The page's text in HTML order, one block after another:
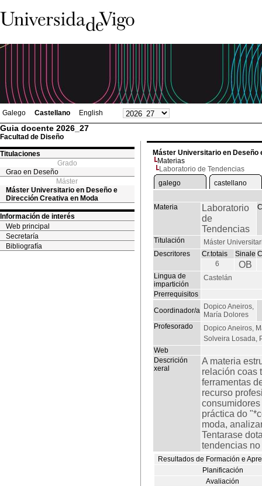
Galego Castellano English
Guia docente 2026_27
Facultad de Diseño
Titulaciones
Grado
Grao en Deseño
Máster
Máster Universitario en Deseño e
Dirección Creativa en Moda
Información de interés
Web principal
Secretaría
Bibliografía
Máster Universitario en Deseño
Materias
Laboratorio de Tendencias
galego
castellano
Materia
Laboratorio
de
Tendencias
Titulación
Máster
Descritores
Cr.totais Sinale
6
OB
Lingua de
impartición
Castelán
Prerrequisitos
Coordinador/a Dopico Aneiros,
María Dolores
Profesorado
Dopico Aneiros,
Solveira Losada,
Web
Descrición
xeral
A materia
relación coas
ferramentas
recurso
práctica do
moda,
Tentarase
tendencias
Resultados de Formación e
Planificación
Avaliación